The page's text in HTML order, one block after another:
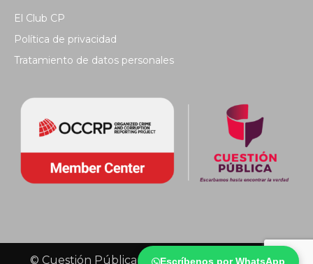
Escríbenos por WhatsApp
El Club CP
Política de privacidad
Tratamiento de datos personales
© Cuestión Pública 2018 - Todos los derechos